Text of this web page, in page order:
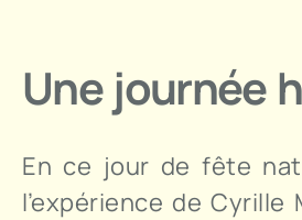
Une journée
En ce jour de fête
l’expérience de